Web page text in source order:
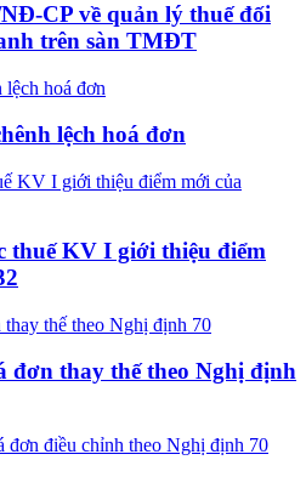
CP về quản lý thuế đối
trên sàn TMĐT
lệch hoá đơn
thuế KV I giới thiệu điểm
đơn thay thế theo Nghị định